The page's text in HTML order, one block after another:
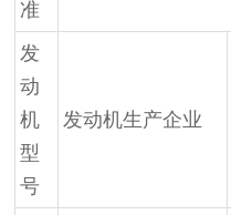
准
发
动
机
型
号
发动机生产企业